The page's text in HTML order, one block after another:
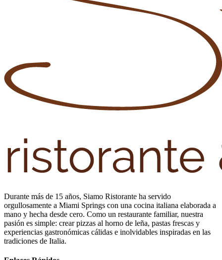
Durante más de 15 años, Siamo Ristorante ha servido
orgullosamente a Miami Springs con una cocina italiana elaborada a
mano y hecha desde cero. Como un restaurante familiar, nuestra
pasión es simple: crear pizzas al horno de leña, pastas frescas y
experiencias gastronómicas cálidas e inolvidables inspiradas en las
tradiciones de Italia.